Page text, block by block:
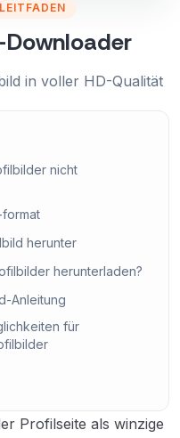
in voller HD-Qualität
nicht
herunter
herunterladen?
Anleitung
für
Profilseite als winzige